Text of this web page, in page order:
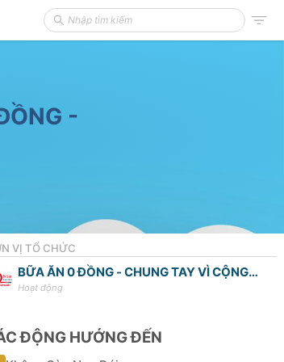
-
VỊ TỔ CHỨC
BỮA ĂN 0 ĐỒNG - CHUNG TAY VÌ CỘNG
ĐỒNG
Hoạt động
ĐỘNG HƯỚNG ĐẾN